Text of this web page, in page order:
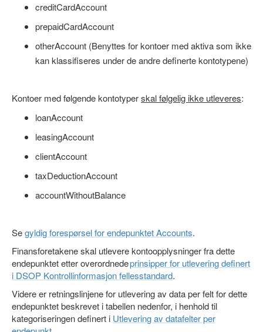
creditCardAccount
prepaidCardAccount
otherAccount (Benyttes for kontoer med aktiva som ikke
kan klassifiseres under de andre definerte kontotypene)
Kontoer med følgende kontotyperskal følgelig ikke utleveres:
loanAccount
leasingAccount
clientAccount
taxDeductionAccount
accountWithoutBalance
Segyldig forespørsel for endepunktet Accounts.
Finansforetakene skal utlevere kontoopplysninger fra dette
endepunktet etter overordnedeprinsipper for utlevering definert
i DSOP Kontrollinformasjon fellesstandard.
Videre er retningslinjene for utlevering av data per felt for dette
endepunktet beskrevet i tabellen nedenfor, i henhold til
kategoriseringen definert i Utlevering av datafelter per